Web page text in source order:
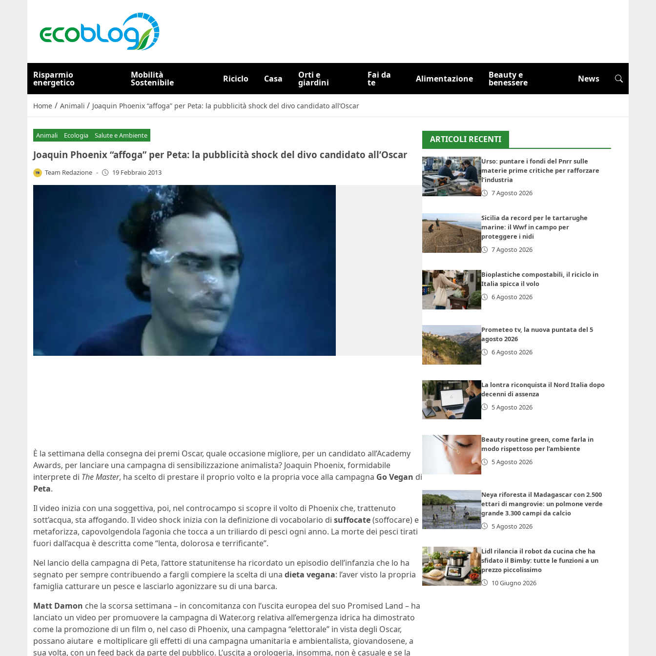
Risparmio
energetico
Mobilità
Sostenibile Riciclo Casa Orti e
giardini
Fai da
te Alimentazione Beauty e
benessere News
Home / Animali / Joaquin Phoenix “affoga” per Peta: la pubblicità shock del divo candidato all’Oscar
Animali Ecologia Salute e Ambiente
Joaquin Phoenix “affoga” per Peta: la pubblicità shock del divo candidato all’Oscar
Team Redazione - 19 Febbraio 2013
È la settimana della consegna dei premi Oscar, quale occasione migliore, per un candidato all’Academy
Awards, per lanciare una campagna di sensibilizzazione animalista? Joaquin Phoenix, formidabile
interprete di The Master, ha scelto di prestare il proprio volto e la propria voce alla campagna Go Vegan di
Peta.
Il video inizia con una soggettiva, poi, nel controcampo si scopre il volto di Phoenix che, trattenuto
sott’acqua, sta affogando. Il video shock inizia con la definizione di vocabolario di suffocate(soffocare) e
metaforizza, capovolgendola l’agonia che tocca a un triliardo di pesci ogni anno. La morte dei pesci tirati
fuori dall’acqua è descritta come “lenta, dolorosa e terrificante”.
Nel lancio della campagna di Peta, l’attore statunitense ha ricordato un episodio dell’infanzia che lo ha
segnato per sempre contribuendo a fargli compiere la scelta di una dieta vegana: l’aver visto la propria
famiglia catturare un pesce e lasciarlo agonizzare su di una barca.
Matt Damon che la scorsa settimana – in concomitanza con l’uscita europea del suo Promised Land – ha
lanciato un video per promuovere la campagna di Water.org relativa all’emergenza idrica ha dimostrato
come la promozione di un film o, nel caso di Phoenix, una campagna “elettorale” in vista degli Oscar,
possano aiutare e moltiplicare gli effetti di una campagna umanitaria e ambientalista, giovandosene, a
sua volta, con un feed back da parte del pubblico. L’uscita a orologeria, insomma, non è casuale e se la
ARTICOLI RECENTI
Urso: puntare i fondi del Pnrr sulle
materie prime critiche per rafforzare
l’industria
7 Agosto 2026
Sicilia da record per le tartarughe
marine: il Wwf in campo per
proteggere i nidi
7 Agosto 2026
Bioplastiche compostabili, il riciclo in
Italia spicca il volo
6 Agosto 2026
Prometeo tv, la nuova puntata del 5
agosto 2026
6 Agosto 2026
La lontra riconquista il Nord Italia dopo
decenni di assenza
5 Agosto 2026
Beauty routine green, come farla in
modo rispettoso per l’ambiente
5 Agosto 2026
Neya riforesta il Madagascar con 2.500
ettari di mangrovie: un polmone verde
grande 3.300 campi da calcio
5 Agosto 2026
Lidl rilancia il robot da cucina che ha
sfidato il Bimby: tutte le funzioni a un
prezzo piccolissimo
10 Giugno 2026